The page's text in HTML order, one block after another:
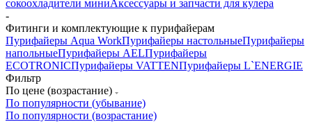
сокоохладители миниАксессуары и запчасти для кулера
-
Фитинги и комплектующие к пурифайерам
Пурифайеры Aqua WorkПурифайеры настольныеПурифайеры
напольныеПурифайеры AELПурифайеры
ECOTRONICПурифайеры VATTENПурифайеры L`ENERGIE
Фильтр
По цене (возрастание)
По популярности (убывание)
По популярности (возрастание)